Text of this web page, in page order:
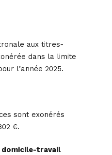
aux titres-
dans la limite
l’année 2025.
sont exonérés
€.
travail